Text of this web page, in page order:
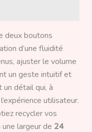
deux boutons
d’une fluidité
ajuster le volume
un geste intuitif et
un détail qui, à
utilisateur.
recycler vos
largeur de 24